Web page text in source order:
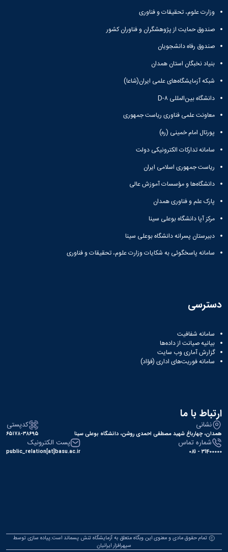
وزارت علوم، تحقیقات و فناوری
صندوق حمایت از پژوهشگران و فناوران کشور
صندوق رفاه دانشجویان
بنیاد نخبگان استان همدان
شبکه آزمایشگاه‌های علمی ایران(شاعا)
دانشگاه بین‌المللی D-۸
معاونت علمی فناوری ریاست جمهوری
پورتال امام خمینی (ره)
سامانه تدارکات الکترونیکی دولت
ریاست جمهوری اسلامی ایران
دانشگاه‌ها و مؤسسات آموزش عالی
پارک علم و فناوری همدان
مرکز آپا دانشگاه بوعلی سینا
دبیرستان پسرانه دانشگاه بوعلی سینا
سامانه پاسخگوئی به شکایات وزارت علوم، تحقیقات و فناوری
دسترسی
سامانه شفافیت
بیانیه صیانت از داده‌ها
گزارش آماری وب‌ سایت
سامانه فوریت‌های اداری (فؤاد)
ارتباط با ما
نشانی
همدان، چهارباغ شهید مصطفی احمدی روشن، دانشگاه بوعلی سینا
کدپستی
۶۵۱۷۸-۳۸۶۹۵
شماره تماس
31400000 - 081
پست الکترونیک
public_relation[at]basu.ac.ir
تمام حقوق مادی و معنوی این وبگاه متعلق به آزمایشگاه تنش پسماند است.پیاده سازی توسط
سپهرافزار ایرانیان